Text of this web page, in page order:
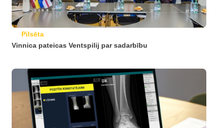
Pilsēta
Vinnica pateicas Ventspilij par sadarbību